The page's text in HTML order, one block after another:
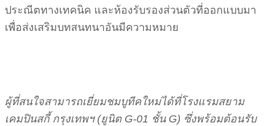
ประณีตทางเทคนิค และห้องรับรองส่วนตัวที่ออกแบบมา
เพื่อส่งเสริมบทสนทนาอันมีความหมาย
ผู้ที่สนใจสามารถเยี่ยมชมบูทีคใหม่ได้ที่โรงแรมสยาม
เคมปินสกี้ กรุงเทพฯ (ยูนิต G-01 ชั้น G) ซึ่งพร้อมต้อนรับ